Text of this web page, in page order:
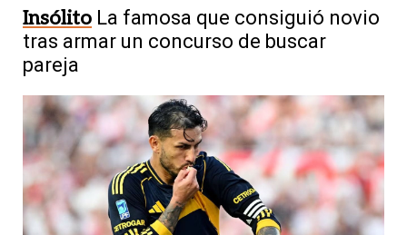
Insólito La famosa que consiguió novio
tras armar un concurso de buscar
pareja